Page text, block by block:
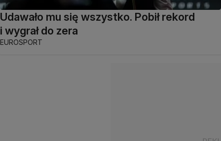
Udawało mu się wszystko. Pobił rekord
i wygrał do zera
EUROSPORT